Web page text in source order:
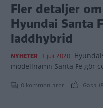
Fler detaljer
Hyundai Santa
laddhybrid
NYHETER 1 juli 2020
modellnamn Santa Fe gör
0 kommentarer Gasa